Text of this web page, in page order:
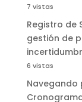
7 vistas
Registro de
gestión de
6 vistas
Navegando